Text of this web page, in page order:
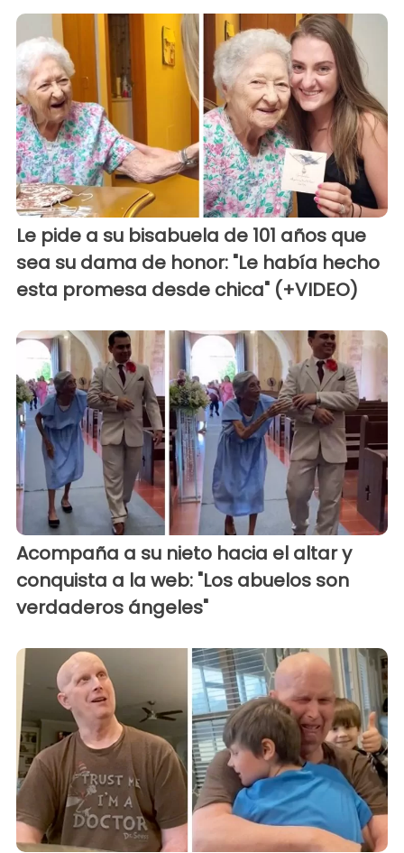
Le pide a su bisabuela de 101 años que
sea su dama de honor: "Le había hecho
esta promesa desde chica" (+VIDEO)
Acompaña a su nieto hacia el altar y
conquista a la web: "Los abuelos son
verdaderos ángeles"